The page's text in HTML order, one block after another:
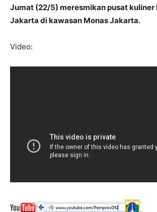
Jumat (22/5) meresmikan pusat kuliner
Jakarta di kawasan Monas Jakarta.
Video: